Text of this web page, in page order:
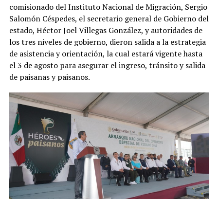
comisionado del Instituto Nacional de Migración, Sergio
Salomón Céspedes, el secretario general de Gobierno del
estado, Héctor Joel Villegas González, y autoridades de
los tres niveles de gobierno, dieron salida a la estrategia
de asistencia y orientación, la cual estará vigente hasta
el 3 de agosto para asegurar el ingreso, tránsito y salida
de paisanas y paisanos.